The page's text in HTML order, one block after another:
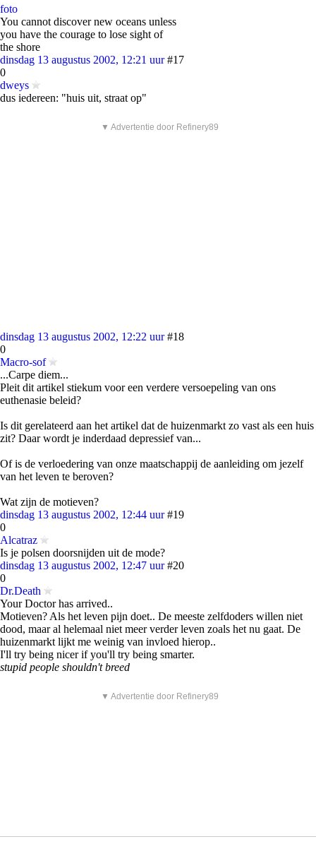
foto
You cannot discover new oceans unless
you have the courage to lose sight of
the shore
dinsdag 13 augustus 2002, 12:21 uur #17
0
dweys
dus iedereen: "huis uit, straat op"
▼ Advertentie door Refinery89
dinsdag 13 augustus 2002, 12:22 uur #18
0
Macro-sof
...Carpe diem...
Pleit dit artikel stiekum voor een verdere versoepeling van ons
euthenasie beleid?
Is dit gerelateerd aan het artikel dat de huizenmarkt zo vast als een huis
zit? Daar wordt je inderdaad depressief van...
Of is de verloedering van onze maatschappij de aanleiding om jezelf
van het leven te beroven?
Wat zijn de motieven?
dinsdag 13 augustus 2002, 12:44 uur #19
0
Alcatraz
Is je polsen doorsnijden uit de mode?
dinsdag 13 augustus 2002, 12:47 uur #20
0
Dr.Death
Your Doctor has arrived..
Motieven? Als het leven pijn doet.. De meeste zelfdoders willen niet
dood, maar al helemaal niet meer verder leven zoals het nu gaat. De
huizenmarkt lijkt me weinig van invloed hierop..
I'll try being nicer if you'll try being smarter.
stupid people shouldn't breed
▼ Advertentie door Refinery89